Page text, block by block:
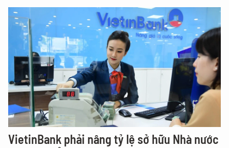
VietinBank phải nâng tỷ lệ sở hữu Nhà nước